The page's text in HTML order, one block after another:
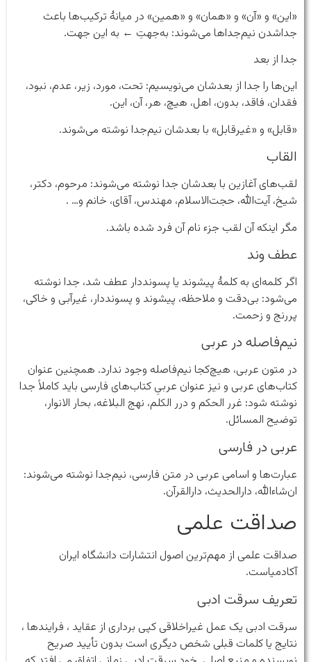
«این» و «آن» و «همان» و «همین» در میانهٔ ترکیب‌ها باعث
جداشدن نیم‌جداها می‌شوند: به‌جهتِ ← به این جهت.
جدا از بعد
این‌ها را جدا از بعدشان می‌نویسیم: تحت، مورد، زیر، عدم، نبود،
فقدان، فاقد، بدون، اهل، هیچ، هر، آن، این.
«قابل» و «غیرقابل» با بعدشان نیم‌جدا نوشته می‌شوند.
القاب
لقب‌های آغازین با بعدشان جدا نوشته می‌شوند: مرحوم، دکتر،
شیخ، آیت‌الله، حجت‌الاسلام، مهندس، آقای، خانم و… .
مگر اینکه آن لقب جزء نام آن فرد شده باشد.
عطف وند
اگر کلمه‌ای به کلمهٔ پیشوند یا پسونددار عطف شد، جدا نوشته
می‌شود: بی‌دقت و ملاحظه، پیشوند و پسونددار، غیرآبی و خاکی،
پررنج و زحمت.
نیم‌فاصله در عربی
در متون عربی، هیچ‌کجا نیم‌فاصله وجود ندارد. همچنین عنوان
کتاب‌های عربی و نیز عنوان عربیِ کتاب‌های فارسی باید کاملاً جدا
نوشته شود: غرر الحکم و درر الکلم، نهج البلاغه، بحار الانوار،
توضیح المسائل.
عربی در فارسی
عبارت‌ها و اسامی عربی در متن فارسی، نیم‌جدا نوشته می‌شوند:
ان‌شاءالله، دارالحدیث، دارالقرآن.
صداقت علمی
صداقت علمی از مهم‌ترین اصول انتشارات دانشگاه ایران
آکادمیاست.
تعریف سرقت ادبی
سرقت ادبی یک عمل غیراخلاقی کپی برداری از عقاید ، فرایندها ،
نتایج یا کلمات قبلی شخص دیگری است بدون تأیید صریح